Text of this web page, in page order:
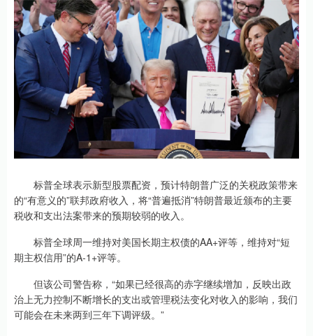
标普全球表示新型股票配资，预计特朗普广泛的关税政策带来
的“有意义的”联邦政府收入，将“普遍抵消”特朗普最近颁布的主要
税收和支出法案带来的预期较弱的收入。
标普全球周一维持对美国长期主权债的AA+评等，维持对“短
期主权信用”的A-1+评等。
但该公司警告称，“如果已经很高的赤字继续增加，反映出政
治上无力控制不断增长的支出或管理税法变化对收入的影响，我们
可能会在未来两到三年下调评级。”